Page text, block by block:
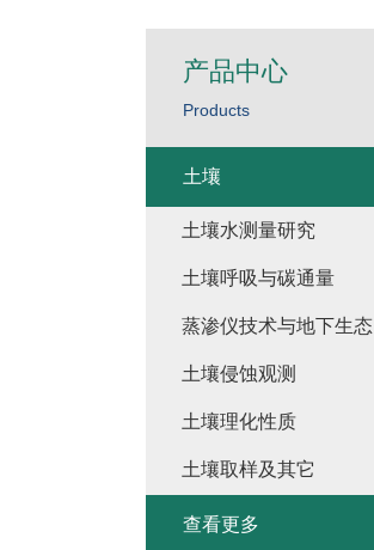
产品中心
Products
土壤
土壤水测量研究
土壤呼吸与碳通量
蒸渗仪技术与地下生态
土壤侵蚀观测
土壤理化性质
土壤取样及其它
查看更多